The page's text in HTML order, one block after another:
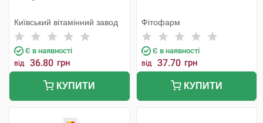
Київський вітамінний завод
Є в наявності
від 36.80 грн
КУПИТИ
Фітофарм
Є в наявності
від 37.70 грн
КУПИТИ